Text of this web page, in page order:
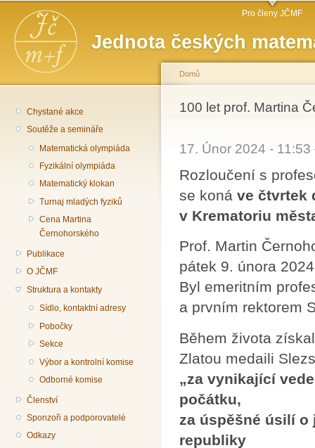
Jednota českých
Hlavní menu Pro členy JČMF
Chystané akce
Soutěže a semináře
Matematická olympiáda
Fyzikální olympiáda
Matematický klokan
Turnaj mladých fyziků
Cena Martina
Černohorského
Publikace
O JČMF
Struktura a kontakty
Sídlo, kontaktní adresy
Pobočky
Sekce
Výbor a kontrolní komise
Odborné komise
Členství
Sponzoři a podporovatelé
Odkazy
Jste zde
Domů
100 let prof. Martina
17. Únor 2024 -
Rozloučení s
se koná ve čtvrtek
v Krematoriu
Prof. Martin
pátek 9. února
Byl emeritním
a prvním rektorem
Během života
Zlatou medaili
„za vynikající
počátku,
za úspěšné úsilí o
republiky